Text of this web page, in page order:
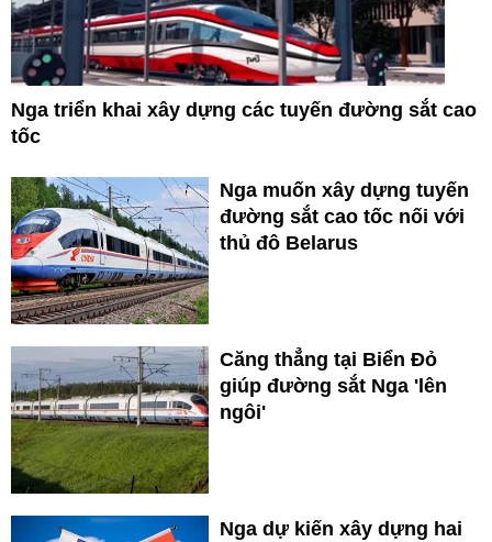
Nga triển khai xây dựng các tuyến đường sắt cao
tốc
Nga muốn xây dựng tuyến
đường sắt cao tốc nối với
thủ đô Belarus
Căng thẳng tại Biển Đỏ
giúp đường sắt Nga 'lên
ngôi'
Nga dự kiến xây dựng hai